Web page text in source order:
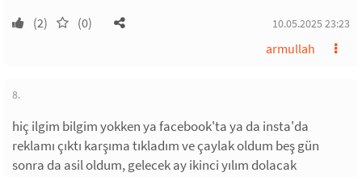
(2) (0) 10.05.2025 23:23
armullah
8.
hiç ilgim bilgim yokken ya facebook'ta ya da insta'da
reklamı çıktı karşıma tıkladım ve çaylak oldum beş gün
sonra da asil oldum, gelecek ay ikinci yılım dolacak